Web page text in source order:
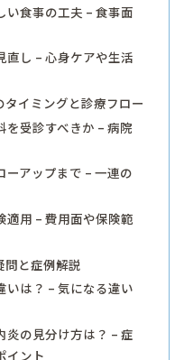
食事の工夫 – 食事面
直し – 心身ケアや生活
イミングと診療フロー
受診すべきか – 病院
アップまで – 一連の
適用 – 費用面や保険範
と症例解説
いは？ – 気になる違い
炎の見分け方は？ – 症
イント